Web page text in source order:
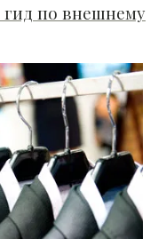
гид по внешнему